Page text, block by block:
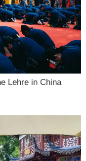
Lehre in China